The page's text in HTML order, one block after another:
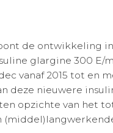
Inloggen
de ontwikkeling
glargine 300 E/
vanaf 2015 tot en
deze nieuwere
opzichte van het